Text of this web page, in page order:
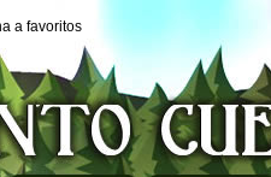
a favoritos